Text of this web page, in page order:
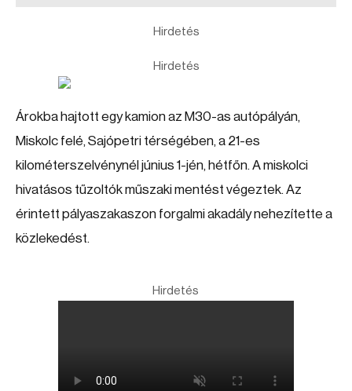
Hirdetés
Hirdetés
Árokba hajtott egy kamion az M30-as autópályán,
Miskolc felé, Sajópetri térségében, a 21-es
kilométerszelvénynél június 1-jén, hétfőn. A miskolci
hivatásos tűzoltók műszaki mentést végeztek. Az
érintett pályaszakaszon forgalmi akadály nehezítette a
közlekedést.
Hirdetés